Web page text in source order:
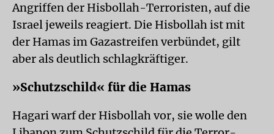
Angriffen der Hisbollah-Terroristen, auf die
Israel jeweils reagiert. Die Hisbollah ist mit
der Hamas im Gazastreifen verbündet, gilt
aber als deutlich schlagkräftiger.
»Schutzschild« für die Hamas
Hagari warf der Hisbollah vor, sie wolle den